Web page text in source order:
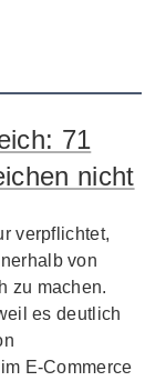
71
nicht
verpflichtet,
von
zu machen.
es deutlich
E-Commerce